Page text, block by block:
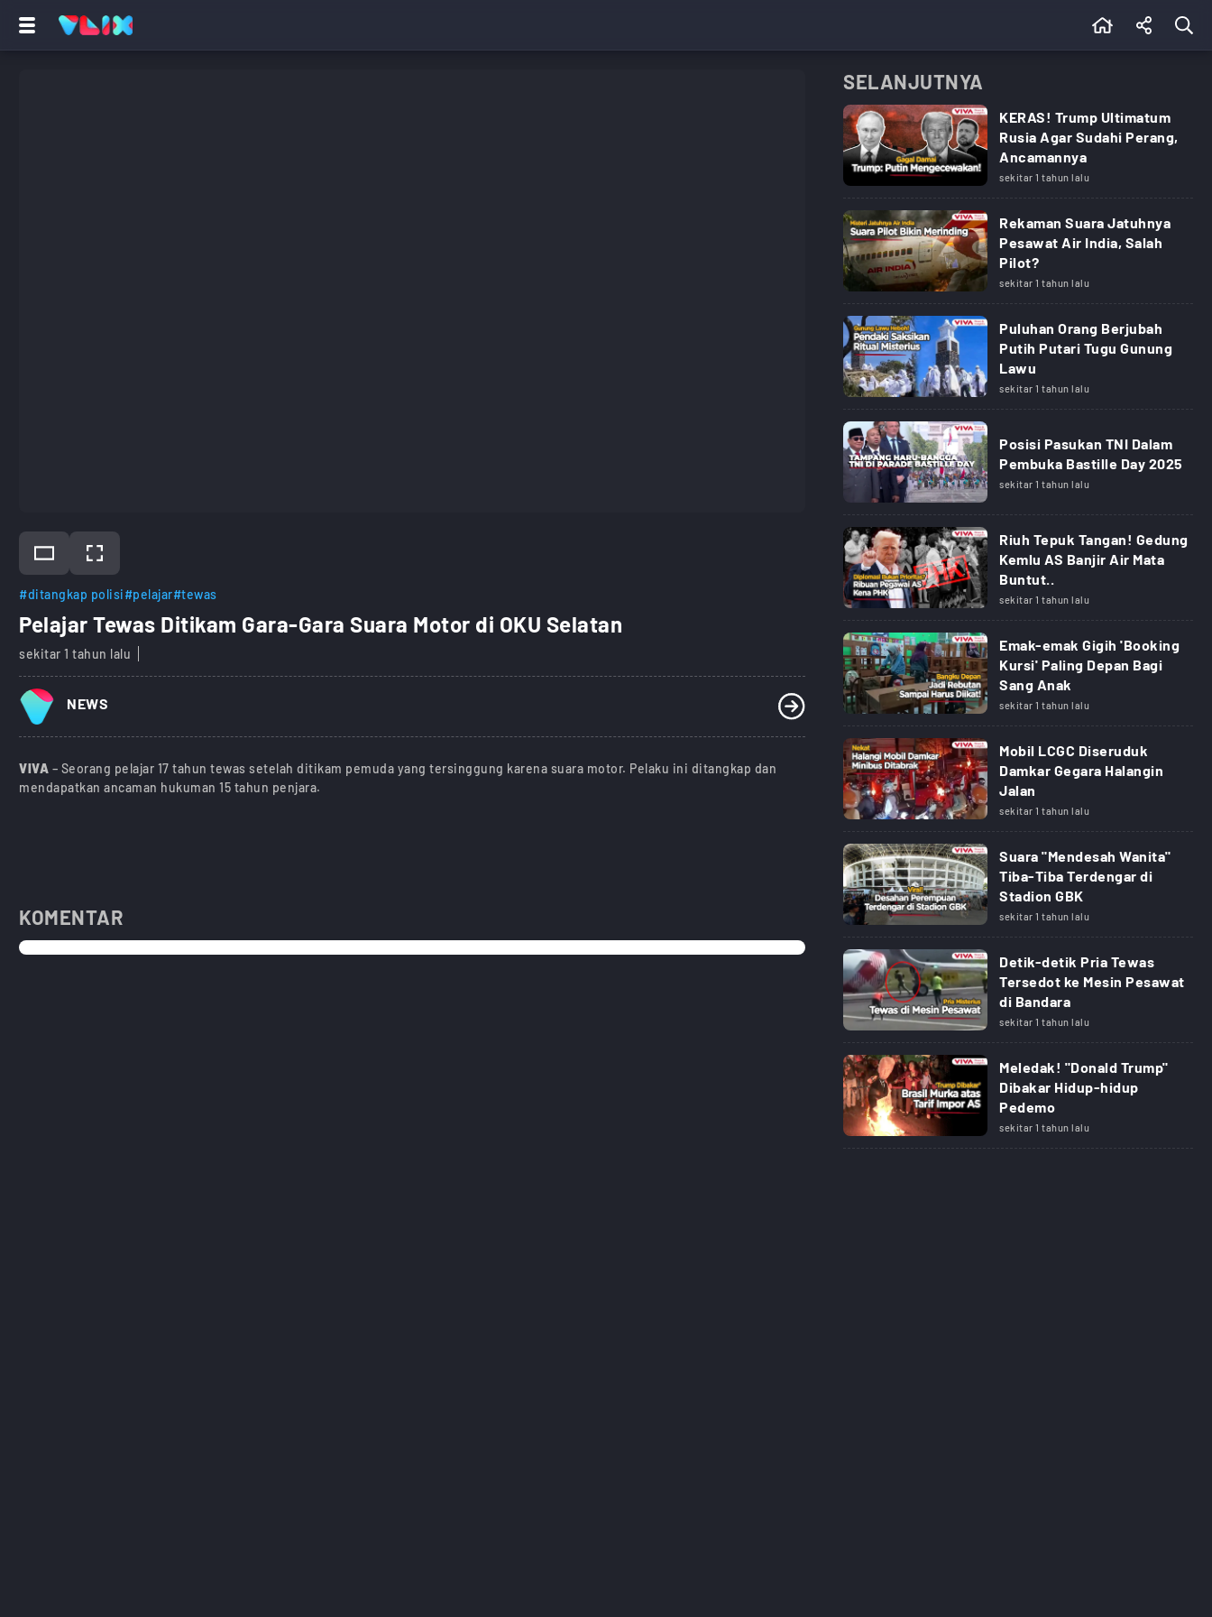
#ditangkap polisi#pelajar#tewas
Pelajar Tewas Ditikam Gara-Gara Suara Motor di OKU Selatan
sekitar 1 tahun lalu
NEWS
VIVA – Seorang pelajar 17 tahun tewas setelah ditikam pemuda yang tersinggung karena suara motor. Pelaku ini ditangkap dan
mendapatkan ancaman hukuman 15 tahun penjara.
KOMENTAR
SELANJUTNYA
KERAS! Trump Ultimatum
Rusia Agar Sudahi Perang,
Ancamannya
sekitar 1 tahun lalu
Rekaman Suara Jatuhnya
Pesawat Air India, Salah
Pilot?
sekitar 1 tahun lalu
Puluhan Orang Berjubah
Putih Putari Tugu Gunung
Lawu
sekitar 1 tahun lalu
Posisi Pasukan TNI Dalam
Pembuka Bastille Day 2025
sekitar 1 tahun lalu
Riuh Tepuk Tangan! Gedung
Kemlu AS Banjir Air Mata
Buntut..
sekitar 1 tahun lalu
Emak-emak Gigih 'Booking
Kursi' Paling Depan Bagi
Sang Anak
sekitar 1 tahun lalu
Mobil LCGC Diseruduk
Damkar Gegara Halangin
Jalan
sekitar 1 tahun lalu
Suara "Mendesah Wanita"
Tiba-Tiba Terdengar di
Stadion GBK
sekitar 1 tahun lalu
Detik-detik Pria Tewas
Tersedot ke Mesin Pesawat
di Bandara
sekitar 1 tahun lalu
Meledak! "Donald Trump"
Dibakar Hidup-hidup
Pedemo
sekitar 1 tahun lalu